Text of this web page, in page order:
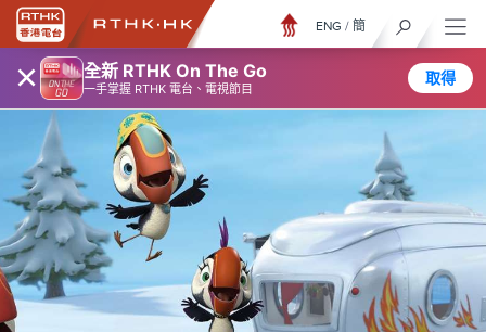
× 全新 RTHK On The Go
一手掌握 RTHK 電台、電視節目
取得
ENG / 簡